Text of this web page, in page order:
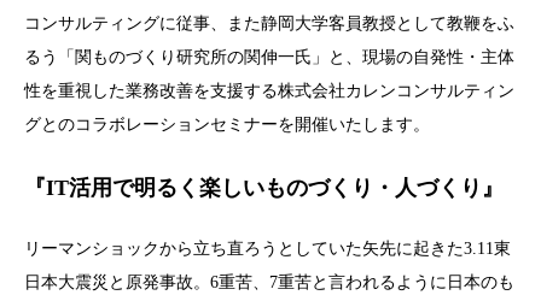
コンサルティングに従事、また静岡大学客員教授として教鞭をふ
るう「関ものづくり研究所の関伸一氏」と、現場の自発性・主体
性を重視した業務改善を支援する株式会社カレンコンサルティン
グとのコラボレーションセミナーを開催いたします。
『IT活用で明るく楽しいものづくり・人づくり』
リーマンショックから立ち直ろうとしていた矢先に起きた3.11東
日本大震災と原発事故。6重苦、7重苦と言われるように日本のも